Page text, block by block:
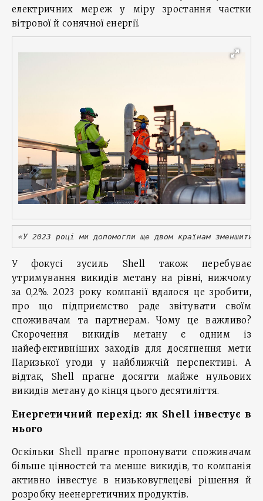
електричних мереж у міру зростання частки
вітрової й сонячної енергії.
«У 2023 році ми допомогли ще двом країнам зменшити
У фокусі зусиль Shell також перебуває
утримування викидів метану на рівні, нижчому
за 0,2%. 2023 року компанії вдалося це зробити,
про що підприємство раде звітувати своїм
споживачам та партнерам. Чому це важливо?
Скорочення викидів метану є одним із
найефективніших заходів для досягнення мети
Паризької угоди у найближчій перспективі. А
відтак, Shell прагне досягти майже нульових
викидів метану до кінця цього десятиліття.
Енергетичний перехід: як Shell інвестує в
нього
Оскільки Shell прагне пропонувати споживачам
більше цінностей та менше викидів, то компанія
активно інвестує в низьковуглецеві рішення й
розробку неенергетичних продуктів.